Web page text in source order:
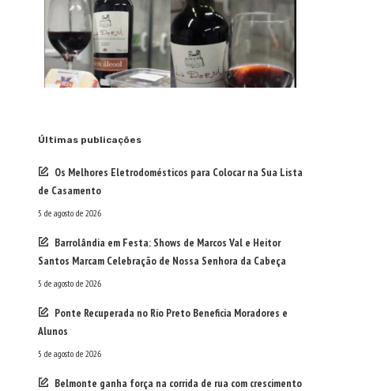
Últimas publicações
Os Melhores Eletrodomésticos para Colocar na Sua Lista
de Casamento
5 de agosto de 2026
Barrolândia em Festa: Shows de Marcos Val e Heitor
Santos Marcam Celebração de Nossa Senhora da Cabeça
5 de agosto de 2026
Ponte Recuperada no Rio Preto Beneficia Moradores e
Alunos
5 de agosto de 2026
Belmonte ganha força na corrida de rua com crescimento